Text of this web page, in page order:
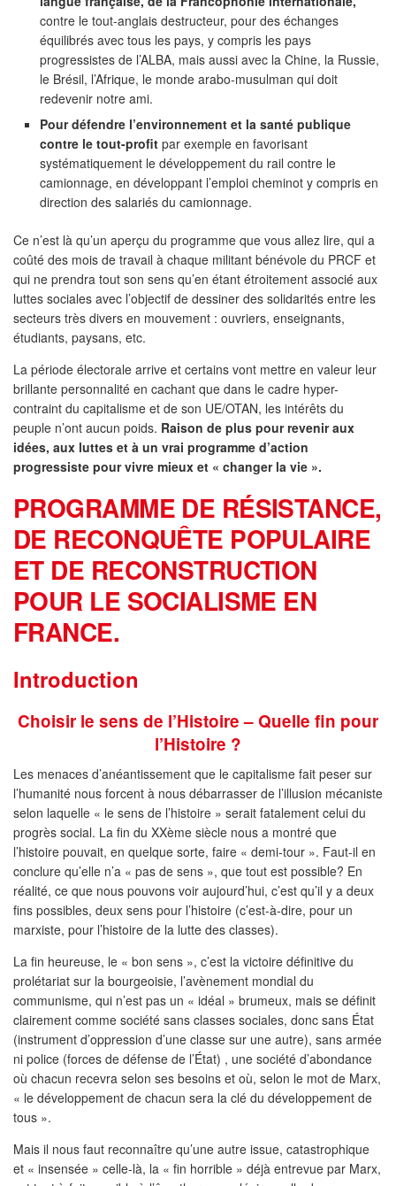
contre le tout-anglais destructeur, pour des échanges
équilibrés avec tous les pays, y compris les pays
progressistes de l’ALBA, mais aussi avec la Chine, la Russie,
le Brésil, l’Afrique, le monde arabo-musulman qui doit
redevenir notre ami.
Pour défendre l’environnement et la santé publique
contre le tout-profit par exemple en favorisant
systématiquement le développement du rail contre le
camionnage, en développant l’emploi cheminot y compris en
direction des salariés du camionnage.
Ce n’est là qu’un aperçu du programme que vous allez lire, qui a
coûté des mois de travail à chaque militant bénévole du PRCF et
qui ne prendra tout son sens qu’en étant étroitement associé aux
luttes sociales avec l’objectif de dessiner des solidarités entre les
secteurs très divers en mouvement : ouvriers, enseignants,
étudiants, paysans, etc.
La période électorale arrive et certains vont mettre en valeur leur
brillante personnalité en cachant que dans le cadre hyper-
contraint du capitalisme et de son UE/OTAN, les intérêts du
peuple n’ont aucun poids. Raison de plus pour revenir aux
idées, aux luttes et à un vrai programme d’action
progressiste pour vivre mieux et « changer la vie ».
PROGRAMME DE RÉSISTANCE,
DE RECONQUÊTE POPULAIRE
ET DE RECONSTRUCTION
POUR LE SOCIALISME EN
FRANCE.
Introduction
Choisir le sens de l’Histoire – Quelle fin pour
l’Histoire ?
Les menaces d’anéantissement que le capitalisme fait peser sur
l’humanité nous forcent à nous débarrasser de l’illusion mécaniste
selon laquelle « le sens de l’histoire » serait fatalement celui du
progrès social. La fin du XXème siècle nous a montré que
l’histoire pouvait, en quelque sorte, faire « demi-tour ». Faut-il en
conclure qu’elle n’a « pas de sens », que tout est possible? En
réalité, ce que nous pouvons voir aujourd’hui, c’est qu’il y a deux
fins possibles, deux sens pour l’histoire (c’est-à-dire, pour un
marxiste, pour l’histoire de la lutte des classes).
La fin heureuse, le « bon sens », c’est la victoire définitive du
prolétariat sur la bourgeoisie, l’avènement mondial du
communisme, qui n’est pas un « idéal » brumeux, mais se définit
clairement comme société sans classes sociales, donc sans État
(instrument d’oppression d’une classe sur une autre), sans armée
ni police (forces de défense de l’État) , une société d’abondance
où chacun recevra selon ses besoins et où, selon le mot de Marx,
« le développement de chacun sera la clé du développement de
tous ».
Mais il nous faut reconnaître qu’une autre issue, catastrophique
et « insensée » celle-là, la « fin horrible » déjà entrevue par Marx,